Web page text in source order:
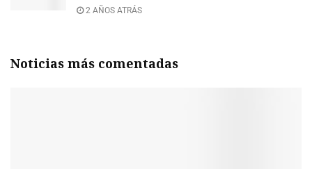
2 AÑOS ATRÁS
Noticias más comentadas